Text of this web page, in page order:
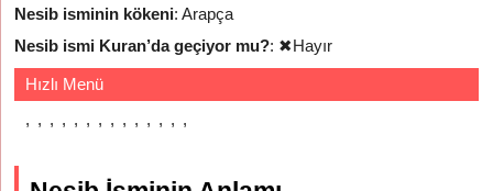
Nesib isminin kökeni: Arapça
Nesib ismi Kuran’da geçiyor mu?: ✖Hayır
Hızlı Menü